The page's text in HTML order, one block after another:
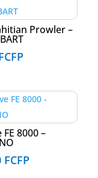
Prowler –
8000 –
FCFP